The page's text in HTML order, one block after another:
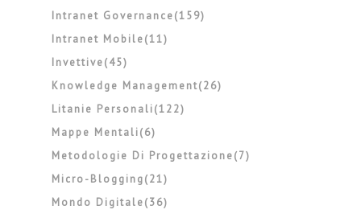
Intranet Governance(159)
Intranet Mobile(11)
Invettive(45)
Knowledge Management(26)
Litanie Personali(122)
Mappe Mentali(6)
Metodologie Di Progettazione(7)
Micro-Blogging(21)
Mondo Digitale(36)